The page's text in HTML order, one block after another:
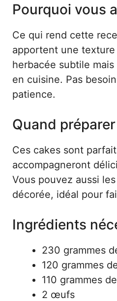
Pourquoi vous
Ce qui rend cette
apportent une
herbacée subtile
en cuisine. Pas
patience.
Quand
Ces cakes sont
accompagneront
Vous pouvez aussi
décorée, idéal pour
Ingrédients
230 grammes
120 grammes
110 grammes
2 œufs